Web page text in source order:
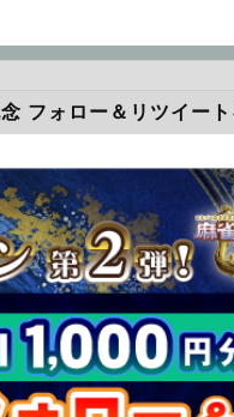
フォロー＆リツイー